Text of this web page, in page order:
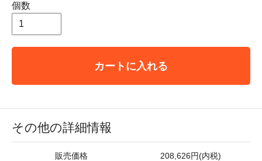
個数
カートに入れる
その他の詳細情報
販売価格 208,626円(内税)